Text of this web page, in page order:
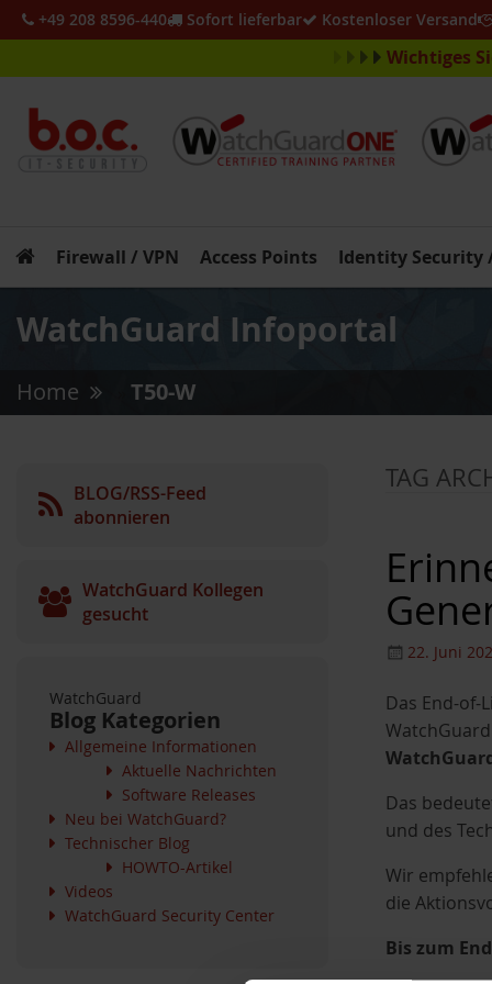
Wichtiges
+49 208 8596-440 Sofort lieferbar Kostenloser Versand
Firewall / VPN Access Points Identity Security
WatchGuard Infoportal
Home T50-W
TAG
22. Juni
Das End-
Das
und des
Wir
die
Bis zum
BLOG/RSS-Feed
abonnieren
WatchGuard Kollegen
gesucht
WatchGuard
Blog Kategorien
Allgemeine Informationen
Aktuelle Nachrichten
Software Releases
Neu bei WatchGuard?
Technischer Blog
HOWTO-Artikel
Videos
WatchGuard Security Center